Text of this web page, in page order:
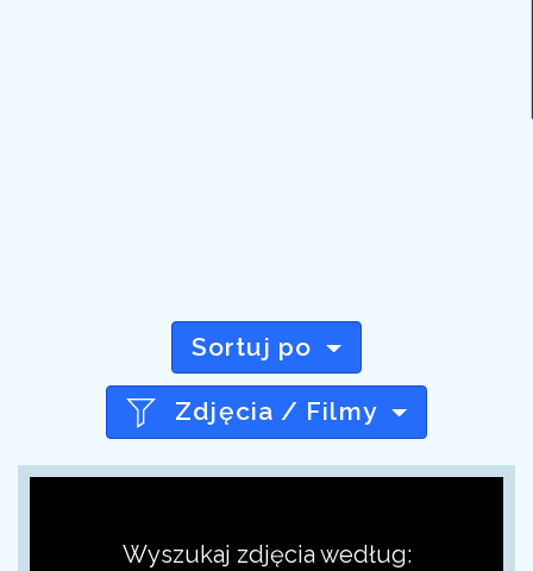
Sortuj po
Zdjęcia / Filmy
Wyszukaj zdjęcia według: